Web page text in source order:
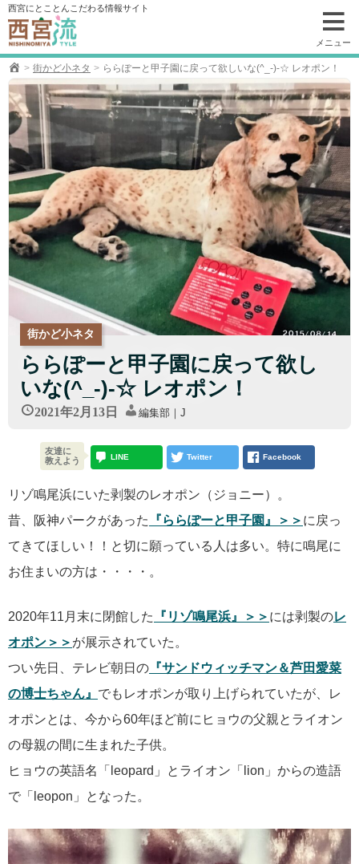
コ
ン
テ
ン
ツ
へ
移
動
西宮にとことんこだわる情報サイト
メニュー
街かど小ネタ ららぽーと甲子園に戻って欲しいな(^_-)-☆ レオポン！
街かど小ネタ
ららぽーと甲子園に戻って欲し
いな(^_-)-☆ レオポン！
2021年2月13日 編集部｜J
リゾ鳴尾浜にいた剥製のレオポン（ジョニー）。
昔、阪神パークがあった
『ららぽーと甲子園』＞＞ に戻っ
てきてほしい！！と切に願っている人は多い。特に鳴尾に
お住まいの方は・・・・。
2020年11月末に閉館した 『リゾ鳴尾浜』＞＞ には剥製のレ
オポン＞＞ が展示されていた。
つい先日、テレビ朝日の 『サンドウィッチマン＆芦田愛菜
の博士ちゃん』 でもレオポンが取り上げられていたが、レ
オポンとは、今から60年ほど前にヒョウの父親とライオン
の母親の間に生まれた子供。
ヒョウの英語名「leopard」とライオン「lion」からの造語
で「leopon」となった。
友達に
教えよう
LINE Twitter Facebook